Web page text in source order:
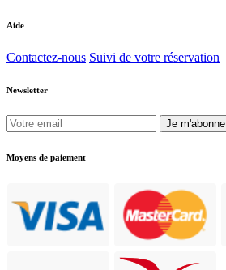
Aide
Contactez-nous Suivi de votre réservation
Newsletter
Je m'abonne
Moyens de paiement